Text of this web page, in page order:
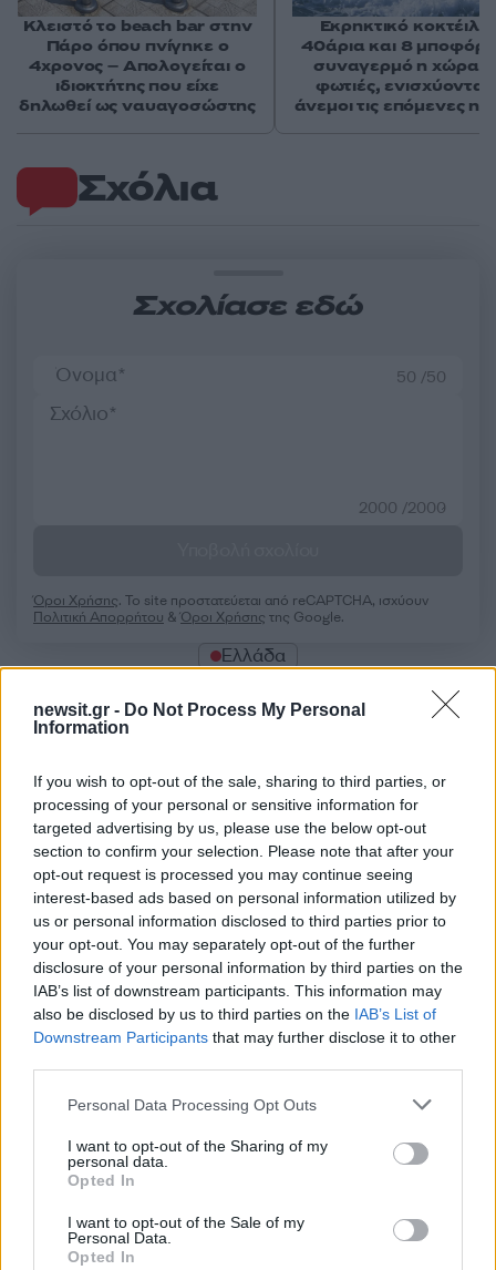
newsit.gr - Do Not Process My Personal
Information
If you wish to opt-out of the sale, sharing to third parties, or
processing of your personal or sensitive information for
targeted advertising by us, please use the below opt-out
section to confirm your selection. Please note that after your
opt-out request is processed you may continue seeing
interest-based ads based on personal information utilized by
us or personal information disclosed to third parties prior to
your opt-out. You may separately opt-out of the further
disclosure of your personal information by third parties on the
IAB’s list of downstream participants. This information may
also be disclosed by us to third parties on the IAB’s List of
Downstream Participants that may further disclose it to other
Please note that this website/app uses one or more Google
not limited to your visit or usage behaviour. You may click to
grant or deny consent to Google and its third-party tags to
use your data for below specified purposes in below Google
consent section.
Personal Data Processing Opt Outs
I want to opt-out of the Sharing of my
personal data.
Opted In
I want to opt-out of the Sale of my
Personal Data.
Opted In
Σχόλια
Σχολίασε εδώ
50 /50
2000 /2000
Όροι Χρήσης. Το site προστατεύεται από reCAPTCHA, ισχύουν
Πολιτική Απορρήτου &Όροι Χρήσης της Google.
Ελλάδα
Share:
Ακολουθήστε το Νewsit.gr στο Google Newsκαι
ενημερωθείτε πρώτοι για όλη την ειδησεογραφία και τα
τελευταία νέατης ημέρας
Κλειστό το beach bar στην
Πάρο όπου πνίγηκε ο
4χρονος – Απολογείται ο
ιδιοκτήτης που είχε
δηλωθεί ως ναυαγοσώστης
Εκρηκτικό κοκτέιλ
40άρια και 8 μποφόρ
συναγερμό η χώρα
φωτιές, ενισχύονται
άνεμοι τις επόμενες
Πιο δημοφιλή
1 Κωνσταντίνος Αργυρός και Αλεξάνδρα
Νίκα κάνουν διακοπές με πολυτελές γιοτ
με τα δύο παιδιά τους
έπαιζε Τσιτσάνη στο Φισκάρδο και τους
Θρήνος για τον Λιονέλ Μέσι – Πέθανε ο
πατέρας του, Χόρχε
Ελίζαμπεθ Ελέτσι και Νεκτάριος Λεμονίδης
πήγαν στον Άγιο Νεκτάριο Βούλας για να
πάρουν την ευχή για τον γιο τους